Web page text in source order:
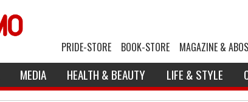
PRIDE-STORE BOOK-STORE MAGAZINE & ABOS
MEDIA HEALTH & BEAUTY LIFE & STYLE